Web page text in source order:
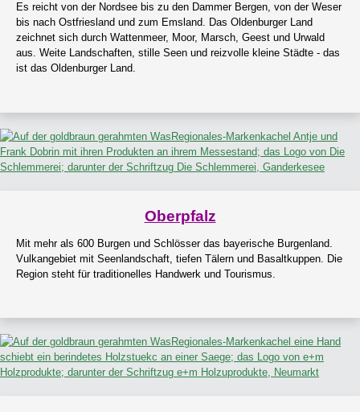
Es reicht von der Nordsee bis zu den Dammer Bergen, von der Weser
bis nach Ostfriesland und zum Emsland. Das Oldenburger Land
zeichnet sich durch Wattenmeer, Moor, Marsch, Geest und Urwald
aus. Weite Landschaften, stille Seen und reizvolle kleine Städte - das
ist das Oldenburger Land.
Oberpfalz
Mit mehr als 600 Burgen und Schlösser das bayerische Burgenland.
Vulkangebiet mit Seenlandschaft, tiefen Tälern und Basaltkuppen. Die
Region steht für traditionelles Handwerk und Tourismus.